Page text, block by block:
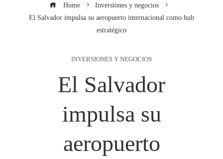
Home
Inversiones y negocios
El Salvador impulsa su aeropuerto internacional como hub
estratégico
INVERSIONES Y NEGOCIOS
El Salvador
impulsa su
aeropuerto